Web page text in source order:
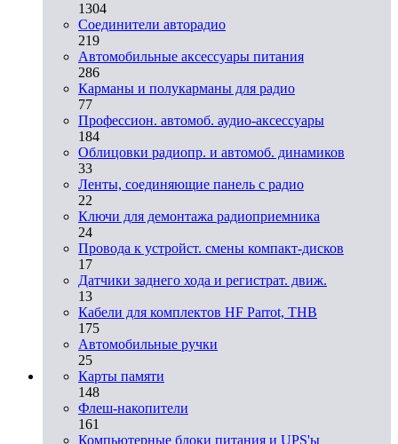
1304
Соединители авторадио
219
Автомобильные аксессуары питания
286
Карманы и полукарманы для радио
77
Профессион. автомоб. аудио-аксессуары
184
Облицовки радиопр. и автомоб. динамиков
33
Ленты, соединяющие панель с радио
22
Ключи для демонтажа радиоприемника
24
Провода к устройст. смены компакт-дисков
17
Датчики заднего хода и регистрат. движ.
13
Кабели для комплектов HF Parrot, THB
175
Автомобильные ручки
25
Карты памяти
148
Флеш-накопители
161
Компьютерные блоки питания и UPS'ы